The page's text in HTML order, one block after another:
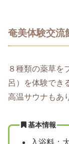
奄美体験交流
８種類の薬草を
呂）を体験でき
高温サウナもあ
基本情報
入浴料：